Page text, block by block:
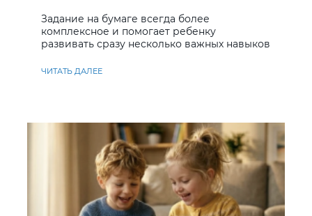
Задание на бумаге всегда более
комплексное и помогает ребенку
развивать сразу несколько важных навыков
ЧИТАТЬ ДАЛЕЕ